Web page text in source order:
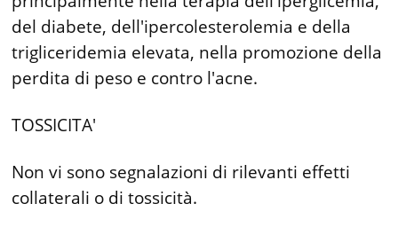
del diabete, dell'ipercolesterolemia e della
trigliceridemia elevata, nella promozione della
perdita di peso e contro l'acne.
TOSSICITA'
Non vi sono segnalazioni di rilevanti effetti
collaterali o di tossicità.